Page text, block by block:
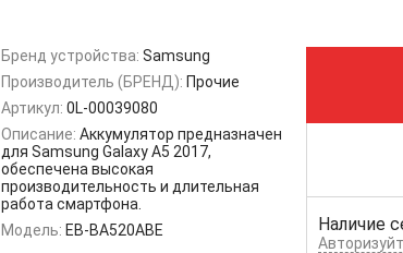
Бренд устройства: Samsung
Производитель (БРЕНД): Прочие
Артикул: 0L-00039080
Описание: Аккумулятор предназначен
для Samsung Galaxy A5 2017,
обеспечена высокая
производительность и длительная
работа смартфона.
Модель: EB-BA520ABE Наличие